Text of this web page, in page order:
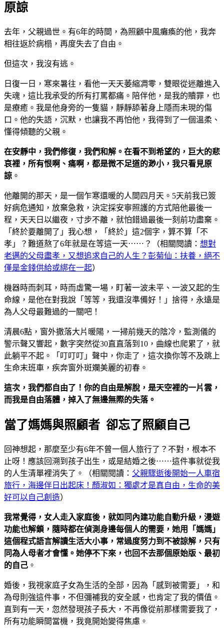
原諒
去年，父親過世。有6年的時間，為照顧中風癱瘓的他，我奔
相往返於病榻，再度失去了自由。
但這次，我沒有逃。
日復一日，寒來暑往，看他一天天萎縮凋零，雙眼從迷離進入
失魂，這比我承受的所有打罵都痛。陪伴他，是我的贖罪，也
是療癒。我是他身旁的一隻貓，靜靜舔著身上隱而未現的傷
口。他的失語，沉默，也讓我不再怕他，我得到了一個溫柔、
懂得傾聽的父親。
在安靜中，我們修復，我們和解。在看不到希望的，巨大的悲
哀裡，所有恨啊、痛啊，都是微不足道的渺小，我只看見原
諒 。
他離開的那天，是一個乍寒還暖的人間四月天。5天前我已簽
好病危通知，放棄急救，決定採安寧照護的方式陪他最後一
程，天天日以繼夜，寸步不離，就怕錯過最後一刻前功盡棄。
「終於要離開了」我心想，「終於」這2個字，算不算「不
孝」？難道熬了6年就是在等這一天⋯⋯？（相關閱讀： 想對
老邁的父母盡孝，又想追求自己的人生？彭菊仙：扶養，絕不
僅是金錢供給或綁在一起）
機器時而刺耳，時而虛驚一場，盯著一波未平、一波又起的生
命線，是他在對我說「等等，我還沒準備好！」捨得，永遠是
為人父母最難過的一關吧！
清晨6點，窗外撒落大片暖陽，一掃前幾天的陰冷，監測儀的
警示聲又響起，數字突然從30直直落到10，曲線也爬累了，就
此躺平不起。「叮叮叮」聲中，你走了，這次換你等不及跳上
生命末班車，疾奔窗外斑斕美麗的初春。
這次，我們都自由了！你的自由是解脫，是天空裡的一片雲，
而我是自由落體，掉入了無邊無際的失落。
當了媽媽與照顧者 卻忘了照顧自己
回神想起，那麼至少有6年不曾一個人旅行了？不對，根本不
止呀！應該回溯到孩子出生，或是結婚之後⋯⋯這件事就從我
的人生清單裡消失了。（相關閱讀： 父親驟逝後開始一人車宿
旅行，海邊伴日出起床！顏淑如：獨處才是真自由，生命的美
好可以自己創造）
我常覺得，女人走入家庭後，就如同內建功能自動升級，漫遊
功能也解鎖，隨時都在偵測身邊每個人的需要，她用「媽媽」
這個程式語言解讀生活大小事，常過度努力到不被諒解，只有
同為人母者才會懂。她停不下來，也回不去那個原始版、最初
的自己 。
婚後，我視家庭子女為生活的全部，因為「感到被需要」，和
為母則強這件事，不但彌補我的安全感，也肯定了我的價值。
直到有一天，忽然發現孩子長大，不再像從前那樣需要我了，
所有功能瞬間當機，我竟開始變得焦慮。